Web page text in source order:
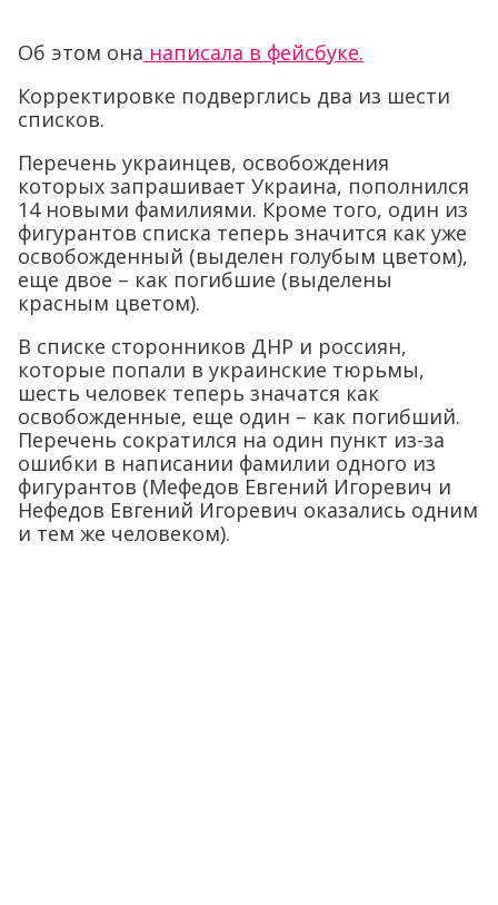
Об этом она написала в фейсбуке.
Корректировке подверглись два из шести
списков.
Перечень украинцев, освобождения
которых запрашивает Украина, пополнился
14 новыми фамилиями. Кроме того, один из
фигурантов списка теперь значится как уже
освобожденный (выделен голубым цветом),
еще двое – как погибшие (выделены
красным цветом).
В списке сторонников ДНР и россиян,
которые попали в украинские тюрьмы,
шесть человек теперь значатся как
освобожденные, еще один – как погибший.
Перечень сократился на один пункт из-за
ошибки в написании фамилии одного из
фигурантов (Мефедов Евгений Игоревич и
Нефедов Евгений Игоревич оказались одним
и тем же человеком).